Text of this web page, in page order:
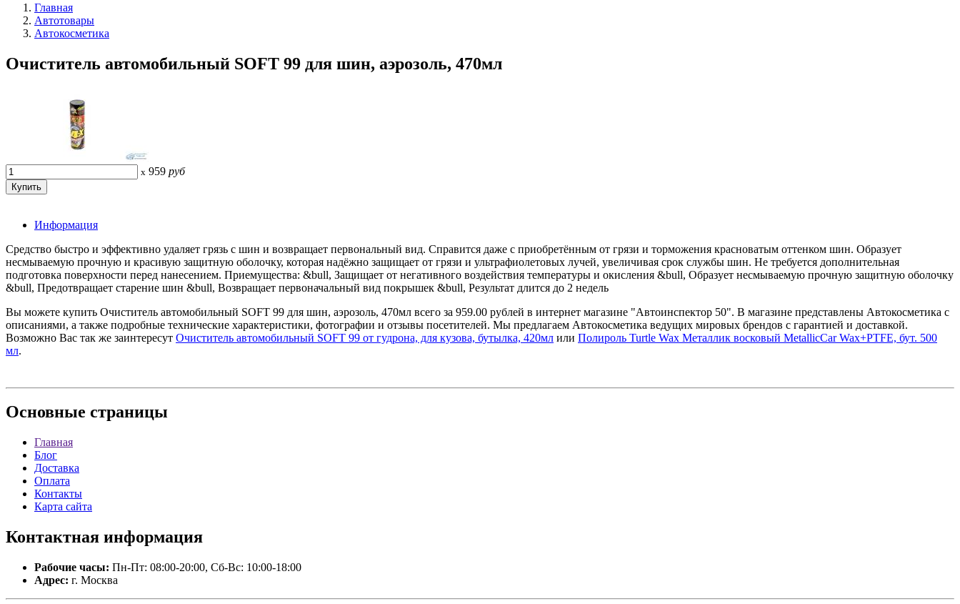
Главная
Автотовары
Автокосметика
Очиститель автомобильный SOFT 99 для шин, аэрозоль, 470мл
x 959 руб
Информация
Средство быстро и эффективно удаляет грязь с шин и возвращает первональный вид. Справится даже с приобретённым от грязи и торможения красноватым оттенком шин. Образует
несмываемую прочную и красивую защитную оболочку, которая надёжно защищает от грязи и ультрафиолетовых лучей, увеличивая срок службы шин. Не требуется дополнительная
подготовка поверхности перед нанесением. Приемущества: &bull, Защищает от негативного воздействия температуры и окисления &bull, Образует несмываемую прочную защитную оболочку
&bull, Предотвращает старение шин &bull, Возвращает первоначальный вид покрышек &bull, Результат длится до 2 недель
Вы можете купить Очиститель автомобильный SOFT 99 для шин, аэрозоль, 470мл всего за 959.00 рублей в интернет магазине "Автоинспектор 50". В магазине представлены Автокосметика с
описаниями, а также подробные технические характеристики, фотографии и отзывы посетителей. Мы предлагаем Автокосметика ведущих мировых брендов с гарантией и доставкой.
Возможно Вас так же заинтересут Очиститель автомобильный SOFT 99 от гудрона, для кузова, бутылка, 420мл или Полироль Turtle Wax Металлик восковый MetallicCar Wax+PTFE, бут. 500
мл.
Основные страницы
Главная
Блог
Доставка
Оплата
Контакты
Карта сайта
Контактная информация
Рабочие часы: Пн-Пт: 08:00-20:00, Сб-Вс: 10:00-18:00
Адрес: г. Москва